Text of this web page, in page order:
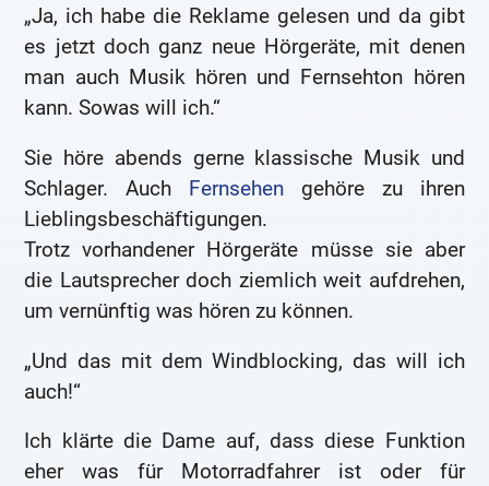
„Ja, ich habe die Reklame gelesen und da gibt
es jetzt doch ganz neue Hörgeräte, mit denen
man auch Musik hören und Fernsehton hören
kann. Sowas will ich.“
Sie höre abends gerne klassische Musik und
Schlager. Auch Fernsehen gehöre zu ihren
Lieblingsbeschäftigungen.
Trotz vorhandener Hörgeräte müsse sie aber
die Lautsprecher doch ziemlich weit aufdrehen,
um vernünftig was hören zu können.
„Und das mit dem Windblocking, das will ich
auch!“
Ich klärte die Dame auf, dass diese Funktion
eher was für Motorradfahrer ist oder für